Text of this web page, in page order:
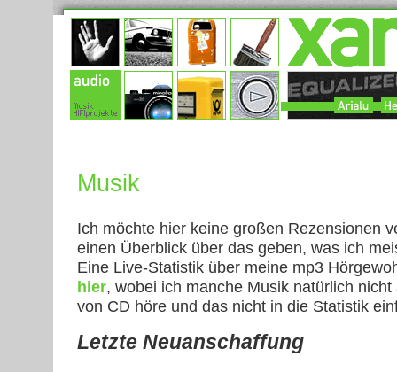
Musik
Ich möchte hier keine großen Rezensionen
einen Überblick über das geben, was ich
Eine Live-Statistik über meine mp3
hier, wobei ich manche Musik natürlich
von CD höre und das nicht in die Statistik
Letzte Neuanschaffung